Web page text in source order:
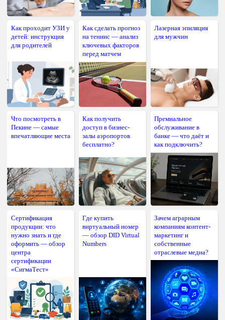
Как проходит УЗИ у
детей: инструкция
для родителей
Как сделать прогноз
на теннис — анализ
ключевых факторов
перед матчем
Лазерная эпиляция
для мужчин
Что посмотреть в
Пекине — самые
впечатляющие места
Как получить
доступ в бизнес-
залы аэропортов
бесплатно?
Премиальное
обслуживание в
банке — что даёт и
как подключить?
Сертификация
продукции: что
нужно знать и где
оформить — обзор
центра
сертификации
«СигмаТест»
Где купить
виртуальный номер
— обзор DID Virtual
Numbers
Зачем аграрным
компаниям контент-
маркетинг и
собственные
отраслевые медиа?